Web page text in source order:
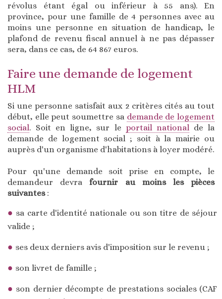
révolus étant égal ou inférieur à 55 ans). En
province, pour une famille de 4 personnes avec au
moins une personne en situation de handicap, le
plafond de revenu fiscal annuel à ne pas dépasser
sera, dans ce cas, de 64 867 euros.
Faire une demande de logement
HLM
Si une personne satisfait aux 2 critères cités au tout
début, elle peut soumettre sa demande de logement
social. Soit en ligne, sur le portail nationalde la
demande de logement social ; soit à la mairie ou
auprès d'un organisme d'habitations à loyer modéré.
Pour qu'une demande soit prise en compte, le
demandeur devrafournir au moins les pièces
suivantes:
sa carte d'identité nationale ou son titre de séjour
valide ;
ses deux derniers avis d'imposition sur le revenu ;
son livret de famille ;
son dernier décompte de prestations sociales (CAF